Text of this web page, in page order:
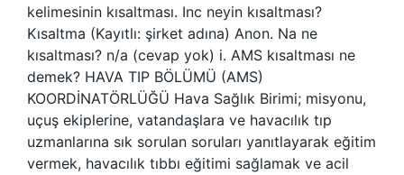
kelimesinin kısaltması. Inc neyin kısaltması?
Kısaltma (Kayıtlı: şirket adına) Anon. Na ne
kısaltması? n/a (cevap yok) i. AMS kısaltması ne
demek? HAVA TIP BÖLÜMÜ (AMS)
KOORDİNATÖRLÜĞÜ Hava Sağlık Birimi; misyonu,
uçuş ekiplerine, vatandaşlara ve havacılık tıp
uzmanlarına sık sorulan soruları yanıtlayarak eğitim
vermek, havacılık tıbbı eğitimi sağlamak ve acil